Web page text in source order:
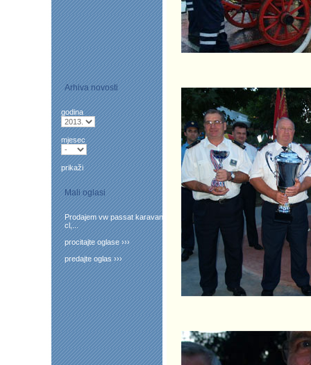
Arhiva novosti
godina
mjesec
prikaži
Mali oglasi
Prodajem vw passat karavan
cl,...
procitajte oglase ›››
predajte oglas ›››